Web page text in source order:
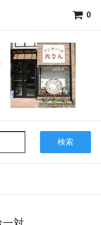
0
検索